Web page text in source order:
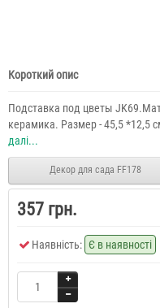
Короткий опис
Подставка под цветы
керамика. Размер - 45,5 *12,5
далі...
Декор для сада FF178
357 грн.
Наявність: Є в наявності